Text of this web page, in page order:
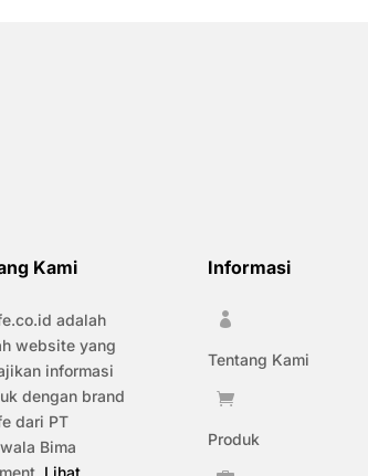
Kami
adalah
website yang
informasi
dengan brand
dari PT
Bima
Informasi

Tentang Kami

Produk